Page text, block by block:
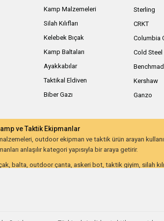
Kamp Malzemeleri
Silah Kılıfları
Kelebek Bıçak
Kamp Baltaları
Ayakkabılar
Taktikal Eldiven
Biber Gazı
Sterling
CRKT
Columbia
Cold Steel
Kershaw
Ganzo
ve Taktik Ekipmanlar
outdoor ekipman ve taktik ürün arayan
anlaşılır kategori yapısıyla bir araya getirir.
balta, outdoor çanta, askeri bot, taktik giyim, silah